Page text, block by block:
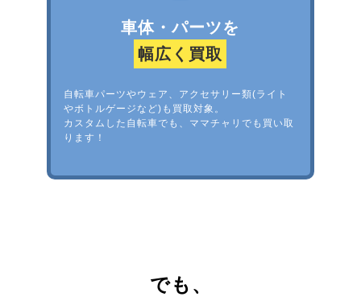
車体・パーツを
幅広く買取
自転車パーツやウェア、アクセサリー類(ライト
やボトルゲージなど)も買取対象。
カスタムした自転車でも、ママチャリでも買い取
ります！
でも、